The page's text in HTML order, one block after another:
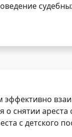
снятии ареста
с детского